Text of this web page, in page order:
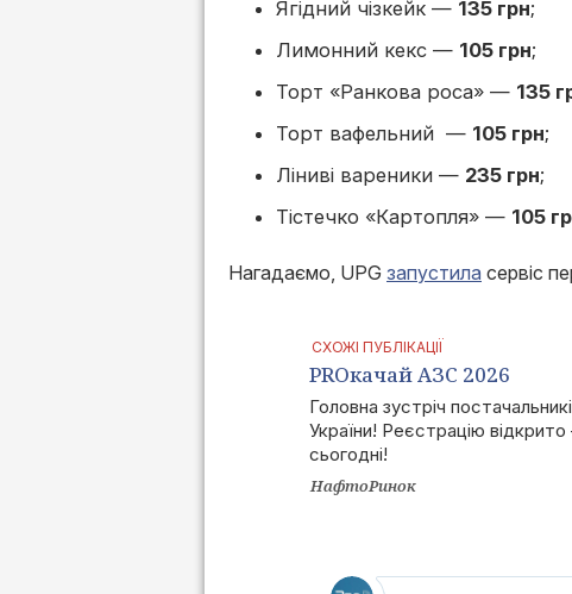
Ягідний чізкейк — 135 грн;
Лимонний кекс — 105 грн;
Торт «Ранкова роса» — 135
Торт вафельний — 105 грн;
Ліниві вареники — 235 грн;
Тістечко «Картопля» — 105
Нагадаємо, UPG запустила сервіс
СХОЖІ ПУБЛІКАЦІЇ
PROкачай АЗС 2026
Головна зустріч
України! Реєстрацію
сьогодні!
НафтоРинок